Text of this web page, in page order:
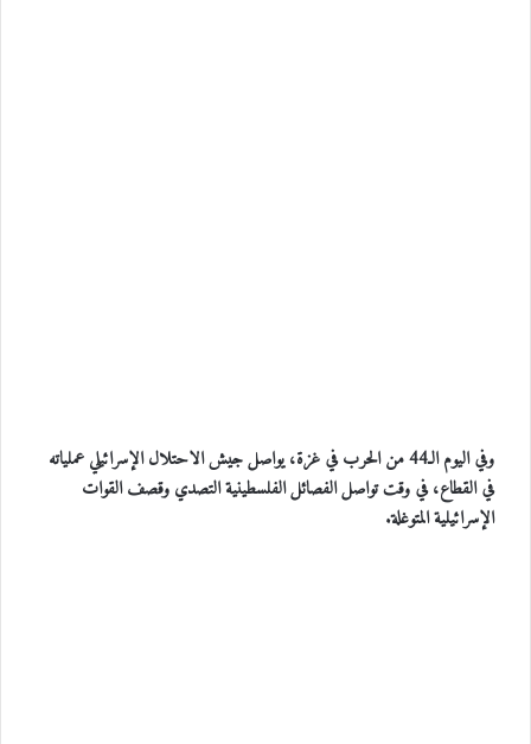
وفي اليوم الـ44 من الحرب في غزة، يواصل جيش الاحتلال الإسرائيلي عملياته
في القطاع، في وقت تواصل الفصائل الفلسطينية التصدي وقصف القوات
الإسرائيلية المتوغلة.